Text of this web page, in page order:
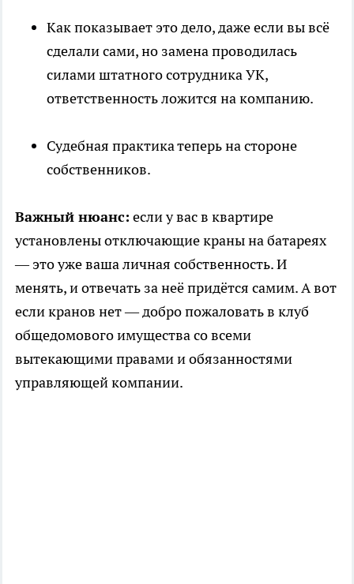
Как показывает это дело, даже если вы всё
сделали сами, но замена проводилась
силами штатного сотрудника УК,
ответственность ложится на компанию.
Судебная практика теперь на стороне
собственников.
Важный нюанс: если у вас в квартире
установлены отключающие краны на батареях
— это уже ваша личная собственность. И
менять, и отвечать за неё придётся самим. А вот
если кранов нет — добро пожаловать в клуб
общедомового имущества со всеми
вытекающими правами и обязанностями
управляющей компании.